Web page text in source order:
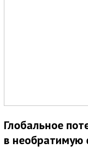
Глобальное
в необратимую